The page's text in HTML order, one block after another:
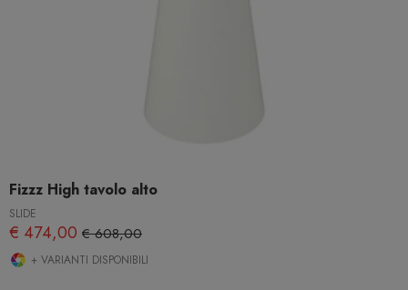
Fizzz High tavolo alto
SLIDE
€ 474,00 € 608,00
+ VARIANTI DISPONIBILI